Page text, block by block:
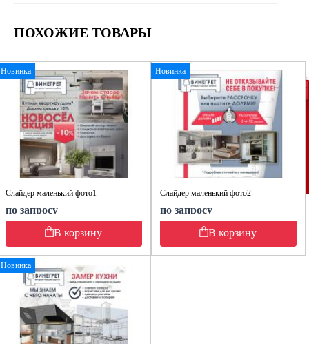
ПОХОЖИЕ ТОВАРЫ
Новинка
Слайдер маленький фото1
по запросу
В корзину
Новинка
Слайдер маленький фото2
по запросу
В корзину
Новинка